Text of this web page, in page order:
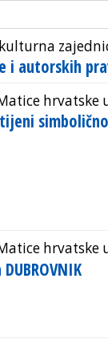
i autorskih
hrvatske
hrvatske